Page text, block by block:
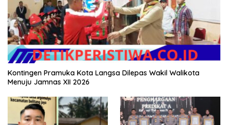
Kontingen Pramuka Kota Langsa Dilepas Wakil Walikota
Menuju Jamnas XII 2026